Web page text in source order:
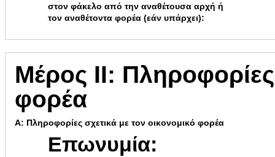
στον φάκελο από την αναθέτουσα αρχή ή
τον αναθέτοντα φορέα (εάν υπάρχει):
Μέρος ΙΙ:
φορέα
Α: Πληροφορίες σχετικά με τον οικονομικό φορέα
Επωνυμία: